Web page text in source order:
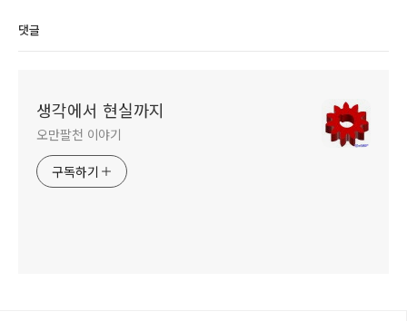
댓글
생각에서 현실까지
오만팔천 이야기
구독하기